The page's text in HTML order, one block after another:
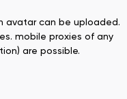
avatar can be uploaded.
mobile proxies of any
are possible.